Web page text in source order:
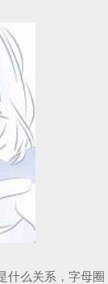
什么关系，字母圈